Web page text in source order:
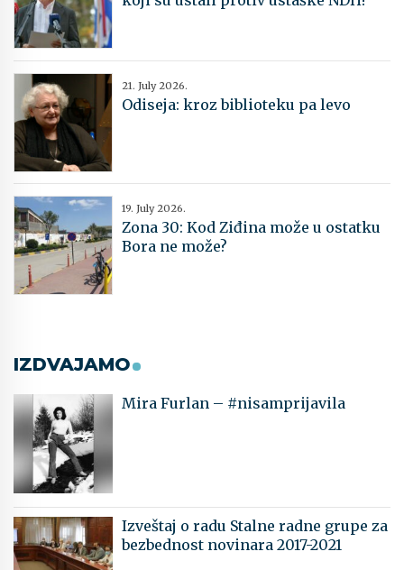
21. July 2026.
Odiseja: kroz biblioteku pa levo
19. July 2026.
Zona 30: Kod Ziđina može u ostatku
Bora ne može?
IZDVAJAMO
Mira Furlan – #nisamprijavila
Izveštaj o radu Stalne radne grupe za
bezbednost novinara 2017-2021